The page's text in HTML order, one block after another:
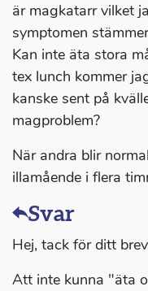
är magkatarr vilket
symptomen
Kan inte äta stora
tex lunch kommer
kanske sent på
magproblem?
När andra blir
illamående i flera
Svar
Hej, tack för ditt
Att inte kunna "äta